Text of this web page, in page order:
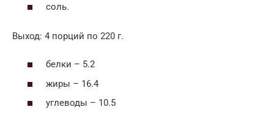
соль.
Выход: 4 порций по 220 г.
белки – 5.2
жиры – 16.4
углеводы – 10.5